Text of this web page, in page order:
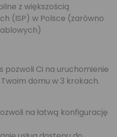
z większością
(ISP) w Polsce (zarówno
pozwoli Ci na uruchomienie
domu w 3 krokach.
na łatwą konfigurację